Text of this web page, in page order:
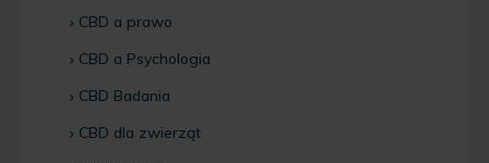
CBD a prawo
CBD a Psychologia
CBD Badania
CBD dla zwierząt